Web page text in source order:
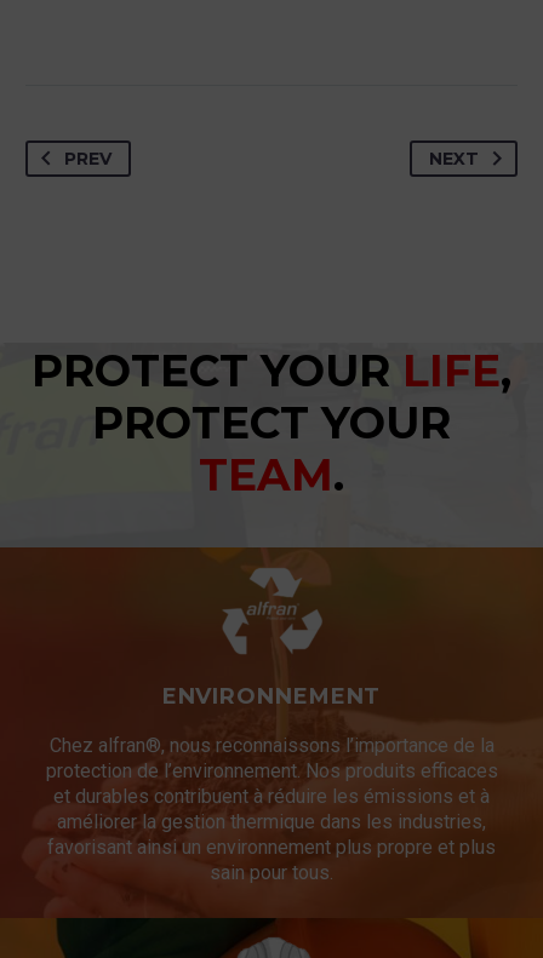
PREV NEXT
PROTECT YOUR LIFE,
PROTECT YOUR
TEAM.
ENVIRONNEMENT
Chez alfran®, nous reconnaissons l’importance de la
protection de l’environnement. Nos produits efficaces
et durables contribuent à réduire les émissions et à
améliorer la gestion thermique dans les industries,
favorisant ainsi un environnement plus propre et plus
sain pour tous.